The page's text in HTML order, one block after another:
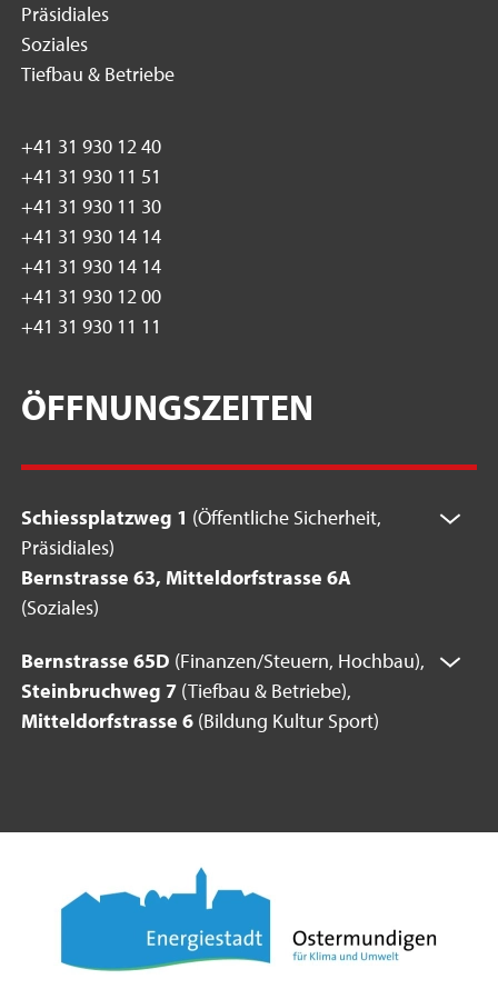
Präsidiales
Soziales
Tiefbau & Betriebe
+41 31 930 12 40
+41 31 930 11 51
+41 31 930 11 30
+41 31 930 14 14
+41 31 930 14 14
+41 31 930 12 00
+41 31 930 11 11
ÖFFNUNGSZEITEN
Schiessplatzweg 1 (Öffentliche Sicherheit,
Präsidiales)
Bernstrasse 63, Mitteldorfstrasse 6A
(Soziales)
Bernstrasse 65D (Finanzen/Steuern, Hochbau),
Steinbruchweg 7 (Tiefbau & Betriebe),
Mitteldorfstrasse 6 (Bildung Kultur Sport)